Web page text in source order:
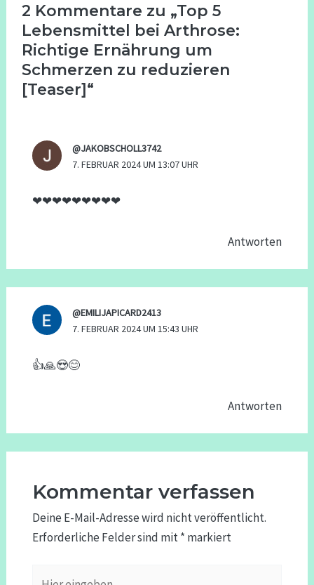
2 Kommentare zu „Top 5
Lebensmittel bei Arthrose:
Richtige Ernährung um
Schmerzen zu reduzieren
[Teaser]“
@JAKOBSCHOLL3742
7. FEBRUAR 2024 UM 13:07 UHR
❤❤❤❤❤❤❤❤❤
Antworten
@EMILIJAPICARD2413
7. FEBRUAR 2024 UM 15:43 UHR
👍🙏😍😊
Antworten
Kommentar verfassen
Deine E-Mail-Adresse wird nicht veröffentlicht.
Erforderliche Felder sind mit* markiert